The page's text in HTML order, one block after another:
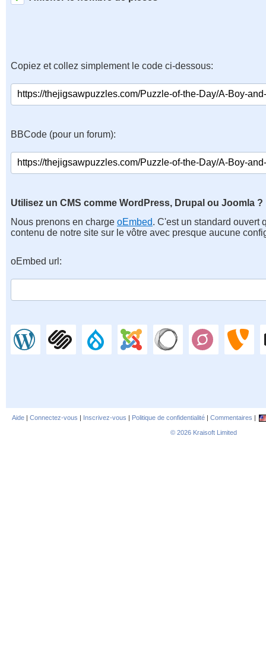
Copiez et collez simplement le code ci-dessous:
BBCode (pour un forum):
Utilisez un CMS comme WordPress, Drupal ou Joomla ?
Nous prenons en charge oEmbed. C'est un standard ouvert
contenu de notre site sur le vôtre avec presque aucune
oEmbed url:
Aide | Connectez-vous | Inscrivez-vous | Politique de confidentialité | Commentaires |
© 2026 Kraisoft Limited